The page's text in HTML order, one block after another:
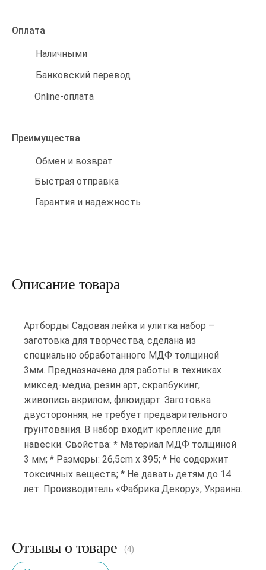
Оплата
Наличными
Банковский перевод
Online-оплата
Преимущества
Обмен и возврат
Быстрая отправка
Гарантия и надежность
Описание товара
Артборды Садовая лейка и улитка набор –
заготовка для творчества, сделана из
специально обработанного МДФ толщиной
3мм. Предназначена для работы в техниках
миксед-медиа, резин арт, скрапбукинг,
живопись акрилом, флюидарт. Заготовка
двусторонняя, не требует предварительного
грунтования. В набор входит крепление для
навески. Свойства: * Материал МДФ толщиной
3 мм; * Размеры: 26,5cm x 395; * Не содержит
токсичных веществ; * Не давать детям до 14
лет. Производитель «Фабрика Декору», Украина.
Отзывы о товаре (4)